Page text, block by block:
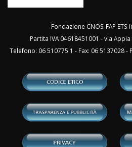
Fondazione CNOS-FAP
Partita IVA 04618451001 - via
Telefono: 06 510775 1 - Fax: 06 5137028 -